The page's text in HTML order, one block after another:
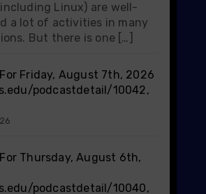
Linux) are well-
a lot of activities in many
But there is one […]
For Friday, August 7th, 2026
podcastdetail/10042,
Thursday, August 6th,
podcastdetail/10040,